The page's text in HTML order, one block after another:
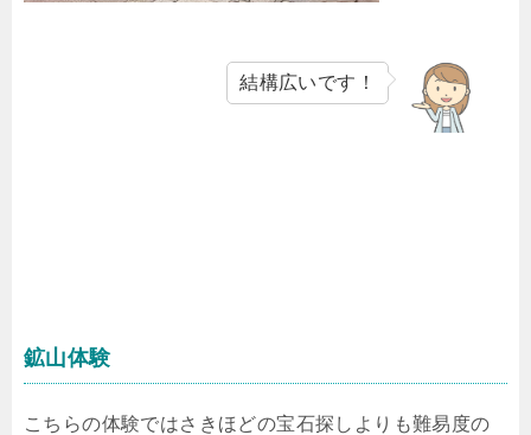
結構広いです！
鉱山体験
こちらの体験ではさきほどの宝石探しよりも難易度の